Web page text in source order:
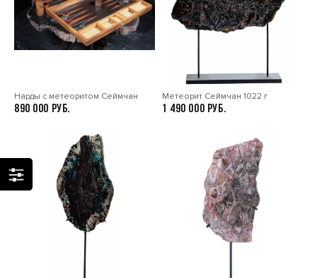
Нарды с метеоритом Сеймчан
890 000
Метеорит Сеймчан 1022 г
1 490 000